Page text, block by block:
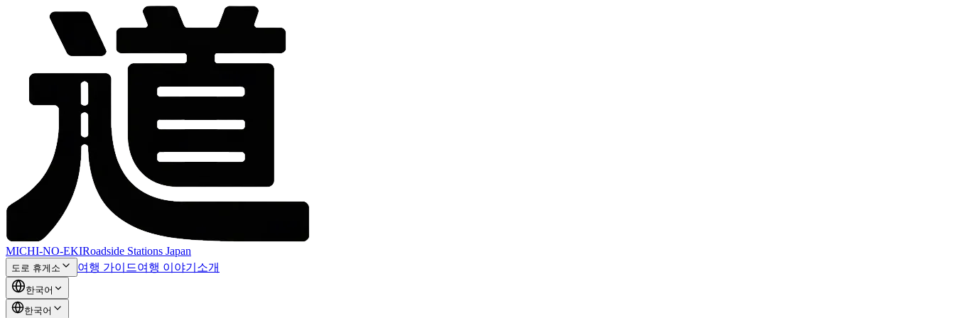
MICHI-NO-EKIRoadside Stations Japan
도로 휴게소 여행 가이드여행 이야기 소개
한국어
한국어